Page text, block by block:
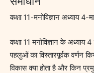
कक्षा 11-मनोविज्ञान अध्याय 4-
कक्षा 11 मनोविज्ञान के अध्याय
पहलुओं का विस्तारपूर्वक वर्णन
विकास क्या होता है और किन